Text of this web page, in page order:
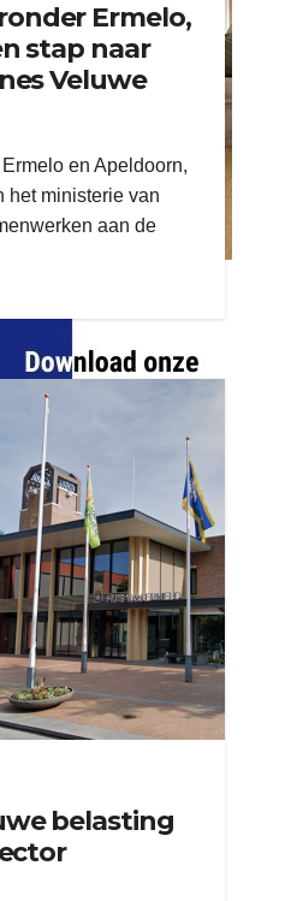
Ermelo,
stap naar
Veluwe
en Apeldoorn,
het ministerie van
aan de
belasting